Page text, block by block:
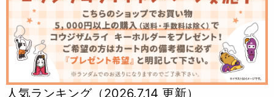
人気ランキング（2026.7.14 更新）